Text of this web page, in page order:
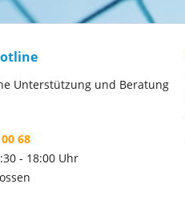
Unterstützung und Beratung
68
- 18:00 Uhr